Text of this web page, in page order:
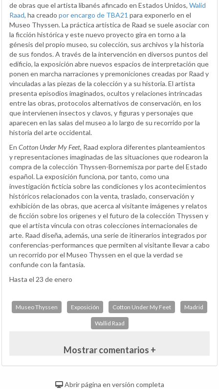
de obras que el artista libanés afincado en Estados Unidos, Walid
Raad, ha creado por encargo de TBA21 para exponerlo en el
Museo Thyssen. La práctica artística de Raad se suele asociar con
la ficción histórica y este nuevo proyecto gira en torno a la
génesis del propio museo, su colección, sus archivos y la historia
de sus fondos. A través de la intervención en diversos puntos del
edificio, la exposición abre nuevos espacios de interpretación que
ponen en marcha narraciones y premoniciones creadas por Raad y
vinculadas a las piezas de la colección y a su historia. El artista
presenta episodios imaginados, ocultos y relaciones intrincadas
entre las obras, protocolos alternativos de conservación, en los
que intervienen insectos y clavos, y figuras y personajes que
aparecen en las salas del museo a lo largo de su recorrido por la
historia del arte occidental.
En Cotton Under My Feet, Raad explora diferentes planteamientos
y representaciones imaginadas de las situaciones que rodearon la
compra de la colección Thyssen-Bornemisza por parte del Estado
español. La exposición funciona, por tanto, como una
investigación ficticia sobre las condiciones y los acontecimientos
históricos relacionados con la venta, traslado, conservación y
exhibición de las obras, que acerca al visitante imágenes y relatos
de ficción sobre los orígenes y el futuro de la colección Thyssen y
que el artista vincula con otras colecciones internacionales de
arte. Raad diseña, además, una serie de itinerarios integrados por
conferencias-performances que permiten al visitante llevar a cabo
un recorrido por el Museo Thyssen en el que la verdad se
confunde con la fantasía.
Hasta el 23 de enero
Museo Thyssen Exposición Cotton Under My Feet Madrid
Wallid Raad
Mostrar comentarios +
Abrir página en versión completa